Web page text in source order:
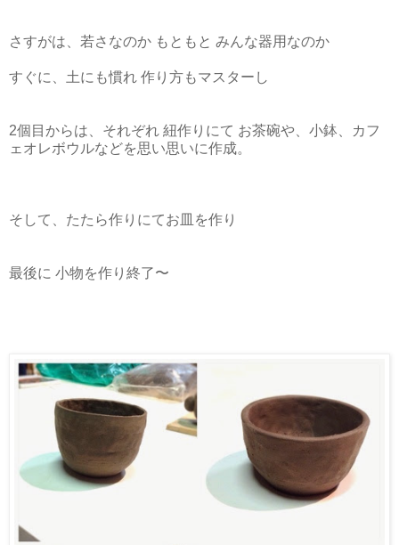
さすがは、若さなのか もともと みんな器用なのか
すぐに、土にも慣れ 作り方もマスターし
2個目からは、それぞれ 紐作りにて お茶碗や、小鉢、カフ
ェオレボウルなどを思い思いに作成。
そして、たたら作りにてお皿を作り
最後に 小物を作り終了〜